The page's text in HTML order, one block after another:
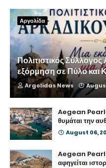
Αργολίδα
Πολιτιστικός
εξόρμηση σε Πύλο και
Argolidas News
Aegean Pearls
θυμάται την
August 06,
Aegean Pearls
αφηγείται